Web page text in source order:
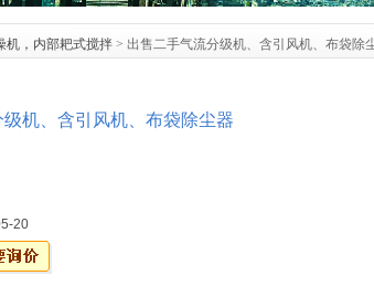
机，内部耙式搅拌 > 出售二手气流分级机、含引风机、布袋除
机、含引风机、布袋除尘器
20